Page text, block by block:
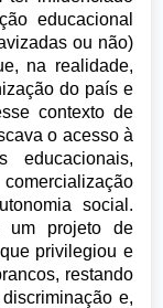
educacional
ou não)
na realidade,
do país e
contexto de
o acesso à
educacionais,
social.
um projeto de
privilegiou e
restando
e,